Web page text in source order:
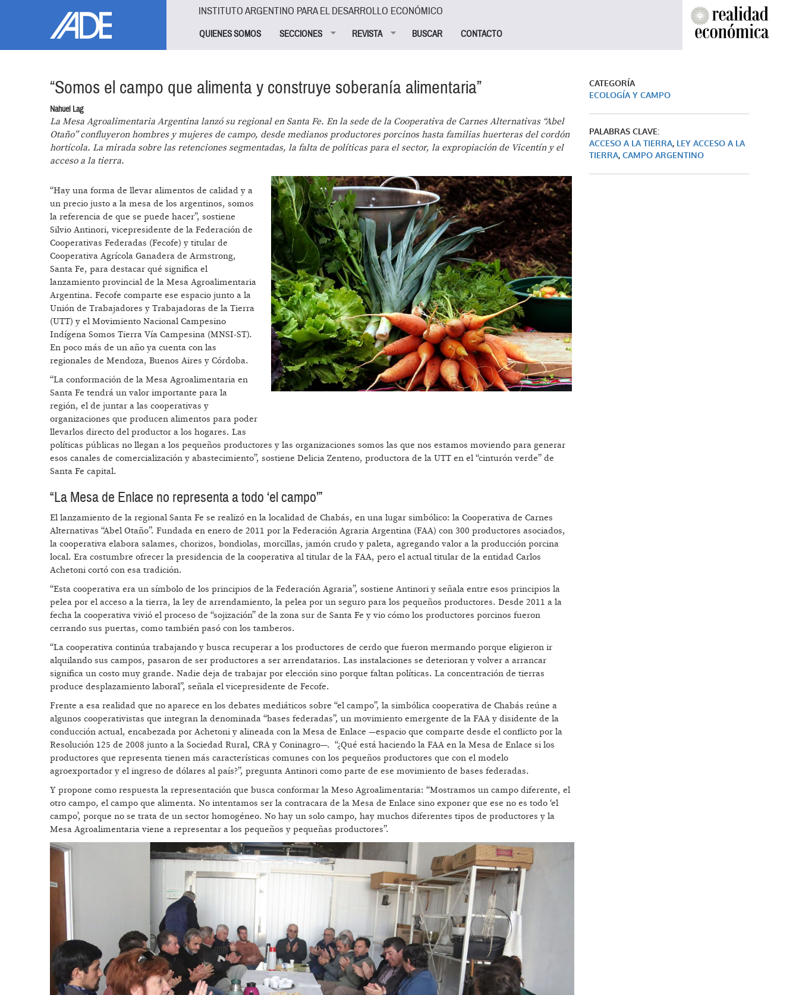
INSTITUTO ARGENTINO PARA EL DESARROLLO ECONÓMICO
QUIENES SOMOS SECCIONES REVISTA BUSCAR CONTACTO
“Somos el campo que alimenta y construye soberanía alimentaria”
Nahuel Lag
La Mesa Agroalimentaria Argentina lanzó su regional en Santa Fe. En la sede de la Cooperativa de Carnes Alternativas “Abel
Otaño” confluyeron hombres y mujeres de campo, desde medianos productores porcinos hasta familias huerteras del cordón
hortícola. La mirada sobre las retenciones segmentadas, la falta de políticas para el sector, la expropiación de Vicentín y el
acceso a la tierra.
“Hay una forma de llevar alimentos de calidad y a
un precio justo a la mesa de los argentinos, somos
la referencia de que se puede hacer”, sostiene
Silvio Antinori, vicepresidente de la Federación de
Cooperativas Federadas (Fecofe) y titular de
Cooperativa Agrícola Ganadera de Armstrong,
Santa Fe, para destacar qué significa el
lanzamiento provincial de la Mesa Agroalimentaria
Argentina. Fecofe comparte ese espacio junto a la
Unión de Trabajadores y Trabajadoras de la Tierra
(UTT) y el Movimiento Nacional Campesino
Indígena Somos Tierra Vía Campesina (MNSI-ST).
En poco más de un año ya cuenta con las
regionales de Mendoza, Buenos Aires y Córdoba.
“La conformación de la Mesa Agroalimentaria en
Santa Fe tendrá un valor importante para la
región, el de juntar a las cooperativas y
organizaciones que producen alimentos para poder
llevarlos directo del productor a los hogares. Las
políticas públicas no llegan a los pequeños productores y las organizaciones somos las que nos estamos moviendo para generar
esos canales de comercialización y abastecimiento”, sostiene Delicia Zenteno, productora de la UTT en el “cinturón verde” de
Santa Fe capital.
“La Mesa de Enlace no representa a todo ‘el campo’”
El lanzamiento de la regional Santa Fe se realizó en la localidad de Chabás, en una lugar simbólico: la Cooperativa de Carnes
Alternativas “Abel Otaño”. Fundada en enero de 2011 por la Federación Agraria Argentina (FAA) con 300 productores asociados,
la cooperativa elabora salames, chorizos, bondiolas, morcillas, jamón crudo y paleta, agregando valor a la producción porcina
local. Era costumbre ofrecer la presidencia de la cooperativa al titular de la FAA, pero el actual titular de la entidad Carlos
Achetoni cortó con esa tradición.
“Esta cooperativa era un símbolo de los principios de la Federación Agraria”, sostiene Antinori y señala entre esos principios la
pelea por el acceso a la tierra, la ley de arrendamiento, la pelea por un seguro para los pequeños productores. Desde 2011 a la
fecha la cooperativa vivió el proceso de “sojización” de la zona sur de Santa Fe y vio cómo los productores porcinos fueron
cerrando sus puertas, como también pasó con los tamberos.
“La cooperativa continúa trabajando y busca recuperar a los productores de cerdo que fueron mermando porque eligieron ir
alquilando sus campos, pasaron de ser productores a ser arrendatarios. Las instalaciones se deterioran y volver a arrancar
significa un costo muy grande. Nadie deja de trabajar por elección sino porque faltan políticas. La concentración de tierras
produce desplazamiento laboral”, señala el vicepresidente de Fecofe.
Frente a esa realidad que no aparece en los debates mediáticos sobre “el campo”, la simbólica cooperativa de Chabás reúne a
algunos cooperativistas que integran la denominada “bases federadas”, un movimiento emergente de la FAA y disidente de la
conducción actual, encabezada por Achetoni y alineada con la Mesa de Enlace —espacio que comparte desde el conflicto por la
Resolución 125 de 2008 junto a la Sociedad Rural, CRA y Coninagro—. “¿Qué está haciendo la FAA en la Mesa de Enlace si los
productores que representa tienen más características comunes con los pequeños productores que con el modelo
agroexportador y el ingreso de dólares al país?”, pregunta Antinori como parte de ese movimiento de bases federadas.
Y propone como respuesta la representación que busca conformar la Meso Agroalimentaria: “Mostramos un campo diferente, el
otro campo, el campo que alimenta. No intentamos ser la contracara de la Mesa de Enlace sino exponer que ese no es todo ‘el
campo’, porque no se trata de un sector homogéneo. No hay un solo campo, hay muchos diferentes tipos de productores y la
Mesa Agroalimentaria viene a representar a los pequeños y pequeñas productores”.
CATEGORÍA
ECOLOGÍA Y CAMPO
PALABRAS CLAVE:
ACCESO A LA TIERRA, LEY ACCESO A LA
TIERRA, CAMPO ARGENTINO